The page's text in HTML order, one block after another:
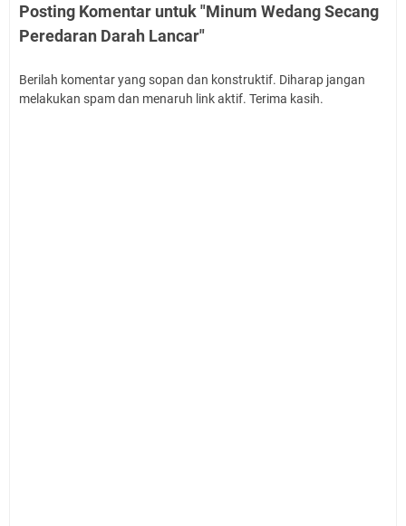
Posting Komentar untuk "Minum Wedang Secang
Peredaran Darah Lancar"
Berilah komentar yang sopan dan konstruktif. Diharap jangan
melakukan spam dan menaruh link aktif. Terima kasih.